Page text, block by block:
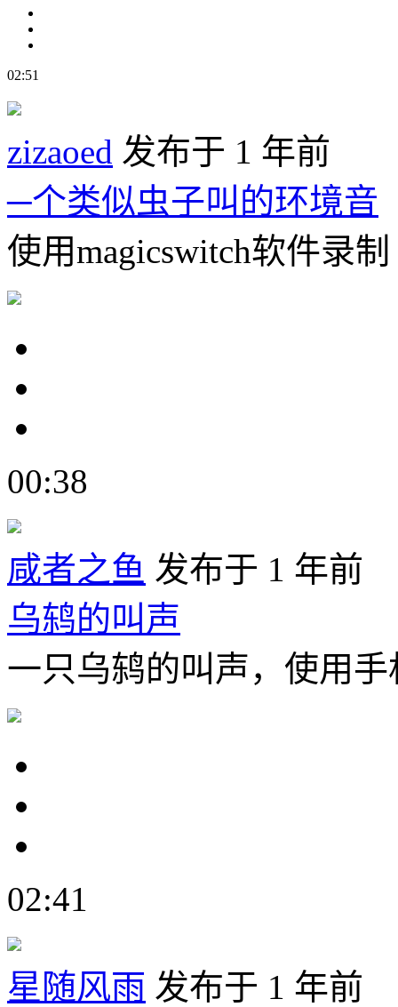
02:51
zizaoed 发布于 1 年前
─个类似虫子叫的环境音
使用magicswitch软件录制
00:38
咸者之鱼 发布于 1 年前
乌鸫的叫声
一只乌鸫的叫声，使用
02:41
星随风雨 发布于 1 年前